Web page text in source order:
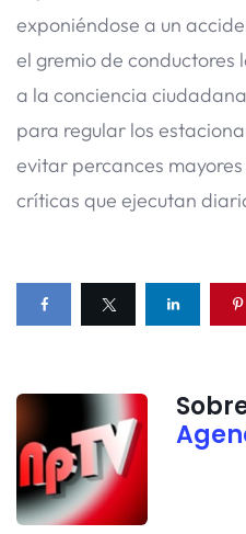
exponiéndose a un
el gremio de conductores
a la conciencia
para regular los
evitar percances
críticas que ejecutan